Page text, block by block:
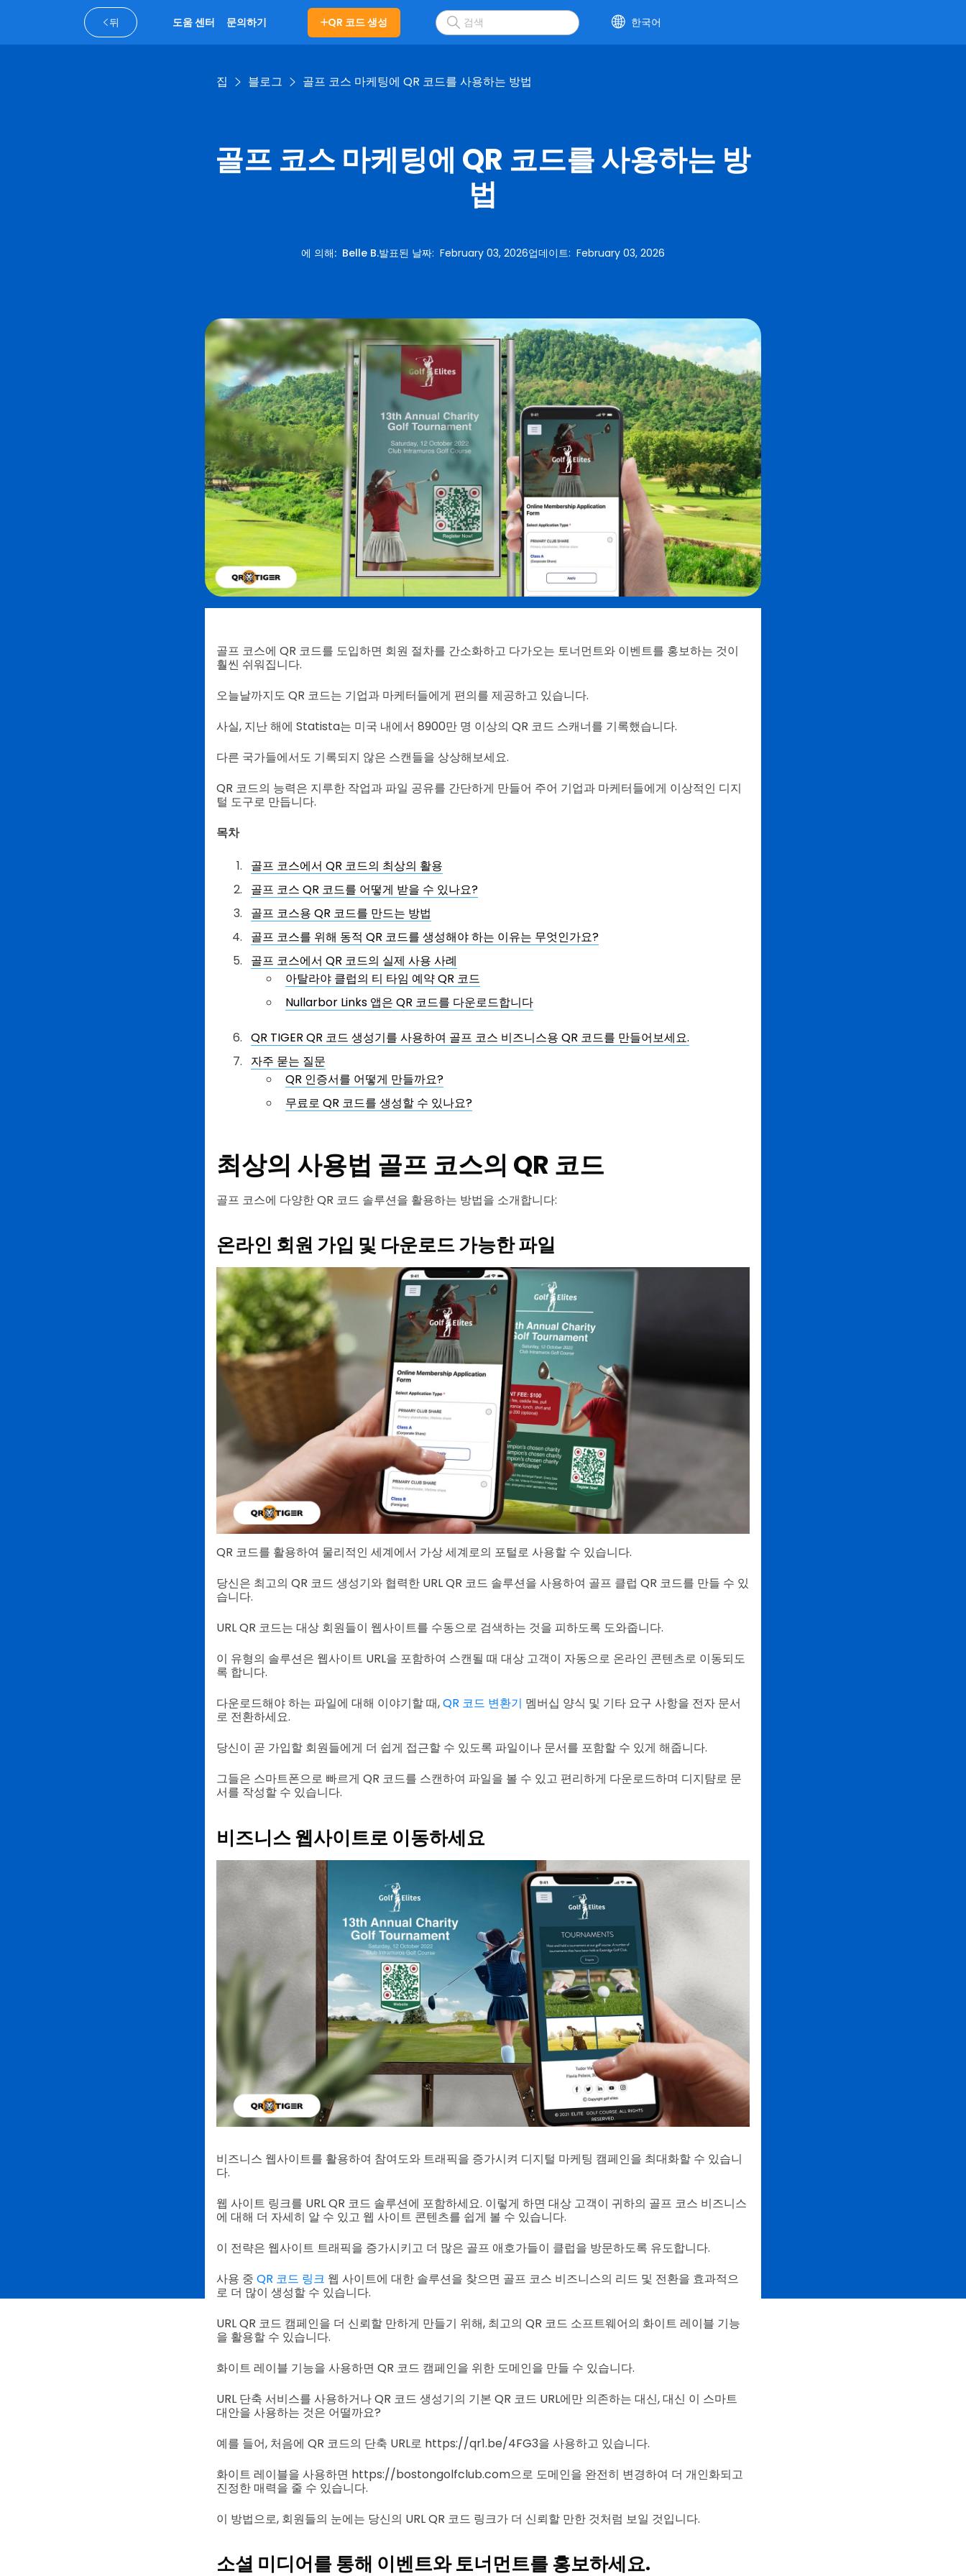
뒤 도움 센터 문의하기 QR 코드 생성 한국어
집 블로그 골프 코스 마케팅에 QR 코드를 사용하는 방법
골프 코스 마케팅에 QR 코드를 사용하는 방
법
에 의해: Belle B.발표된 날짜: February 03, 2026업데이트: February 03, 2026
골프 코스에 QR 코드를 도입하면 회원 절차를 간소화하고 다가오는 토너먼트와 이벤트를 홍보하는 것이
훨씬 쉬워집니다.
오늘날까지도 QR 코드는 기업과 마케터들에게 편의를 제공하고 있습니다.
사실, 지난 해에 Statista는 미국 내에서 8900만 명 이상의 QR 코드 스캐너를 기록했습니다.
다른 국가들에서도 기록되지 않은 스캔들을 상상해보세요.
QR 코드의 능력은 지루한 작업과 파일 공유를 간단하게 만들어 주어 기업과 마케터들에게 이상적인 디지
털 도구로 만듭니다.
목차
골프 코스에서 QR 코드의 최상의 활용
골프 코스 QR 코드를 어떻게 받을 수 있나요?
골프 코스용 QR 코드를 만드는 방법
골프 코스를 위해 동적 QR 코드를 생성해야 하는 이유는 무엇인가요?
골프 코스에서 QR 코드의 실제 사용 사례
아탈라야 클럽의 티 타임 예약 QR 코드
Nullarbor Links 앱은 QR 코드를 다운로드합니다
QR TIGER QR 코드 생성기를 사용하여 골프 코스 비즈니스용 QR 코드를 만들어보세요.
자주 묻는 질문
QR 인증서를 어떻게 만들까요?
무료로 QR 코드를 생성할 수 있나요?
최상의 사용법 골프 코스의 QR 코드
골프 코스에 다양한 QR 코드 솔루션을 활용하는 방법을 소개합니다:
온라인 회원 가입 및 다운로드 가능한 파일
QR 코드를 활용하여 물리적인 세계에서 가상 세계로의 포털로 사용할 수 있습니다.
당신은 최고의 QR 코드 생성기와 협력한 URL QR 코드 솔루션을 사용하여 골프 클럽 QR 코드를 만들 수 있
습니다.
URL QR 코드는 대상 회원들이 웹사이트를 수동으로 검색하는 것을 피하도록 도와줍니다.
이 유형의 솔루션은 웹사이트 URL을 포함하여 스캔될 때 대상 고객이 자동으로 온라인 콘텐츠로 이동되도
록 합니다.
다운로드해야 하는 파일에 대해 이야기할 때,QR 코드 변환기 멤버십 양식 및 기타 요구 사항을 전자 문서
로 전환하세요.
당신이 곧 가입할 회원들에게 더 쉽게 접근할 수 있도록 파일이나 문서를 포함할 수 있게 해줍니다.
그들은 스마트폰으로 빠르게 QR 코드를 스캔하여 파일을 볼 수 있고 편리하게 다운로드하며 디지턈로 문
서를 작성할 수 있습니다.
비즈니스 웹사이트로 이동하세요
비즈니스 웹사이트를 활용하여 참여도와 트래픽을 증가시켜 디지털 마케팅 캠페인을 최대화할 수 있습니
다.
웹 사이트 링크를 URL QR 코드 솔루션에 포함하세요. 이렇게 하면 대상 고객이 귀하의 골프 코스 비즈니스
에 대해 더 자세히 알 수 있고 웹 사이트 콘텐츠를 쉽게 볼 수 있습니다.
이 전략은 웹사이트 트래픽을 증가시키고 더 많은 골프 애호가들이 클럽을 방문하도록 유도합니다.
사용 중 QR 코드 링크 웹 사이트에 대한 솔루션을 찾으면 골프 코스 비즈니스의 리드 및 전환을 효과적으
로 더 많이 생성할 수 있습니다.
URL QR 코드 캠페인을 더 신뢰할 만하게 만들기 위해, 최고의 QR 코드 소프트웨어의 화이트 레이블 기능
을 활용할 수 있습니다.
화이트 레이블 기능을 사용하면 QR 코드 캠페인을 위한 도메인을 만들 수 있습니다.
URL 단축 서비스를 사용하거나 QR 코드 생성기의 기본 QR 코드 URL에만 의존하는 대신, 대신 이 스마트
대안을 사용하는 것은 어떨까요?
예를 들어, 처음에 QR 코드의 단축 URL로 https://qr1.be/4FG3을 사용하고 있습니다.
화이트 레이블을 사용하면 https://bostongolfclub.com으로 도메인을 완전히 변경하여 더 개인화되고
진정한 매력을 줄 수 있습니다.
이 방법으로, 회원들의 눈에는 당신의 URL QR 코드 링크가 더 신뢰할 만한 것처럼 보일 것입니다.
소셜 미디어를 통해 이벤트와 토너먼트를 홍보하세요.